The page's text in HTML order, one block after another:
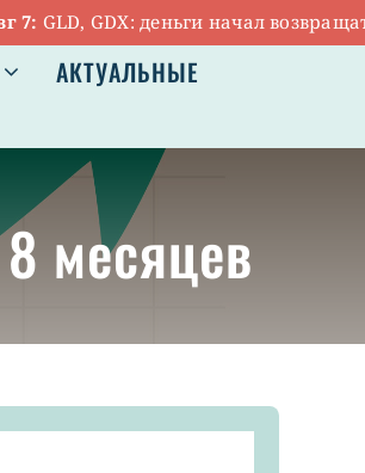
GDX: деньги начал возвращаться
АКТУАЛЬНЫЕ
месяцев